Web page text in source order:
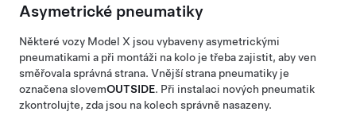
Asymetrické pneumatiky
Některé vozy Model X jsou vybaveny asymetrickými
pneumatikami a při montáži na kolo je třeba zajistit, aby ven
směřovala správná strana. Vnější strana pneumatiky je
označena slovemOUTSIDE. Při instalaci nových pneumatik
zkontrolujte, zda jsou na kolech správně nasazeny.